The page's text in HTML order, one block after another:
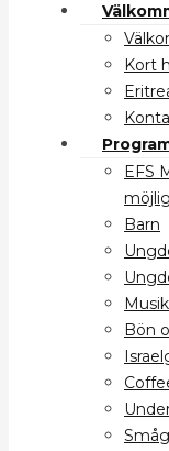
Kort
EFS
Barn
Musik
Bön